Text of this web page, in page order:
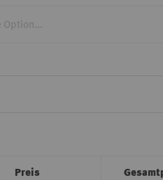
Preis